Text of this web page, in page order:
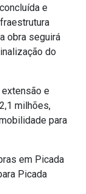
e
obra seguirá
do
e
milhões,
para
em Picada
Picada